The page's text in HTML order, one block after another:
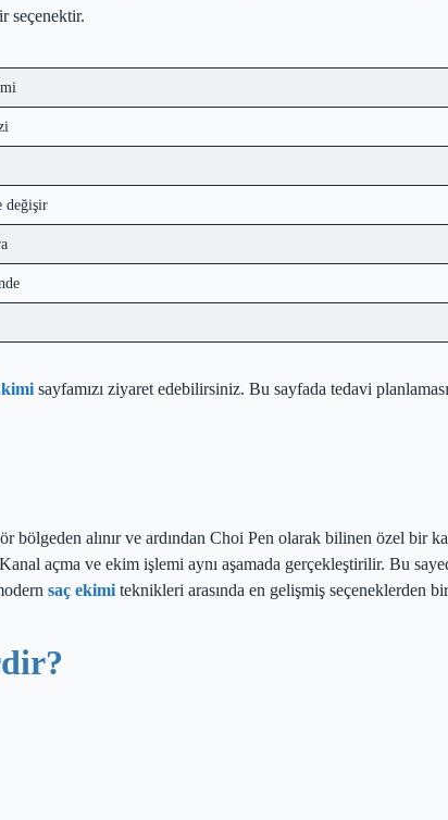
seçenektir.
değişir
sayfamızı ziyaret edebilirsiniz. Bu sayfada tedavi
alınır ve ardından Choi Pen olarak bilinen özel bir
açma ve ekim işlemi aynı aşamada gerçekleştirilir. Bu
saç ekimi teknikleri arasında en gelişmiş seçeneklerden